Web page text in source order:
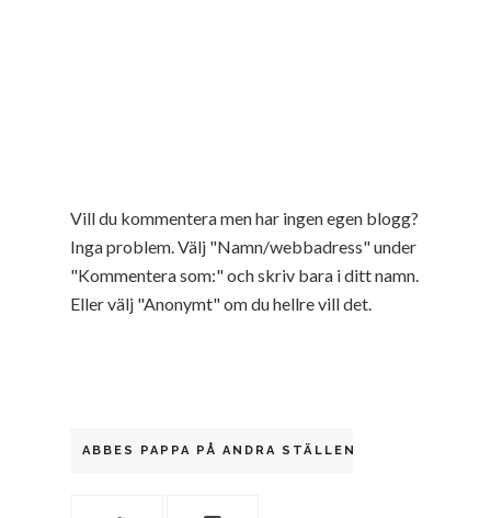
Vill du kommentera men har ingen egen blogg?
Inga problem. Välj "Namn/webbadress" under
"Kommentera som:" och skriv bara i ditt namn.
Eller välj "Anonymt" om du hellre vill det.
ABBES PAPPA PÅ ANDRA STÄLLEN